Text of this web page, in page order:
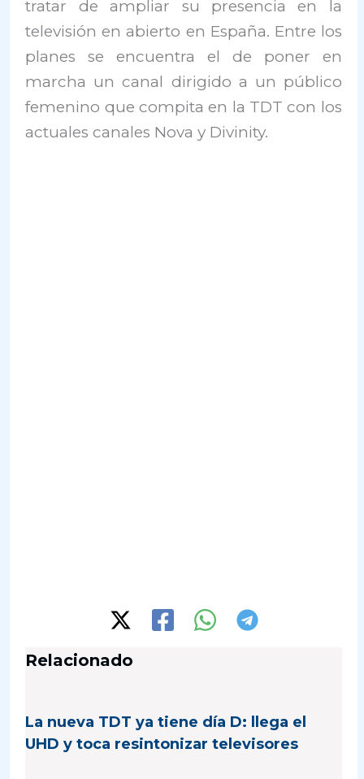
tratar de ampliar su presencia en la
televisión en abierto en España. Entre los
planes se encuentra el de poner en
marcha un canal dirigido a un público
femenino que compita en la TDT con los
actuales canales Nova y Divinity.
Relacionado
La nueva TDT ya tiene día D: llega el
UHD y toca resintonizar televisores